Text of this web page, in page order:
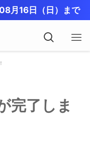
月16日（日）まで
完了しま